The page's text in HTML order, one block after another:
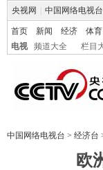
央视网 中国网络电视台
首页 新闻 经济 体育
电视
频道大全 栏目
中国网络电视台 > 经济台
欧